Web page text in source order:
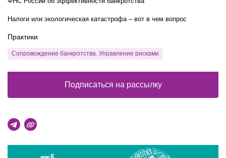
Налоги или экологическая катастрофа – вот в чем вопрос
Практики
Сопровождение банкротства. Управление рисками
Подписаться на рассылку